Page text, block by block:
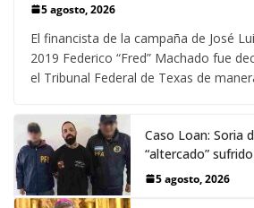
5 agosto, 2026
El financista de la campaña de José
2019 Federico “Fred” Machado fue
el Tribunal Federal de Texas de
Caso Loan: Soria
“altercado”
5 agosto, 2026